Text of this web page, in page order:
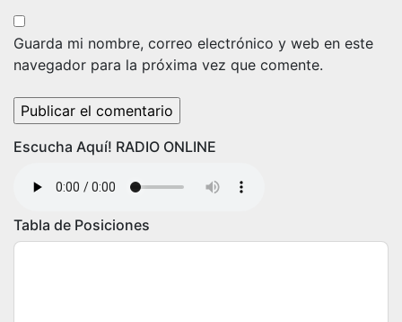
Guarda mi nombre, correo electrónico y web en este
navegador para la próxima vez que comente.
Escucha Aquí! RADIO ONLINE
Tabla de Posiciones